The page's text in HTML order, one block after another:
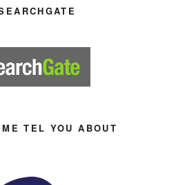
TEL YOU ABOUT